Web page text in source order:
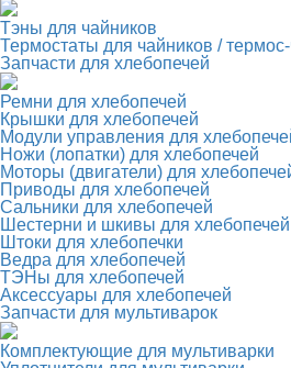
Тэны для чайников
Термостаты для чайников /
Запчасти для хлебопечей
Ремни для хлебопечей
Крышки для хлебопечей
Модули управления для
Ножи (лопатки) для хлебопечей
Моторы (двигатели) для
Приводы для хлебопечей
Сальники для хлебопечей
Шестерни и шкивы для хлебопечей
Штоки для хлебопечки
Ведра для хлебопечей
ТЭНы для хлебопечей
Аксессуары для хлебопечей
Запчасти для мультиварок
Комплектующие для мультиварки